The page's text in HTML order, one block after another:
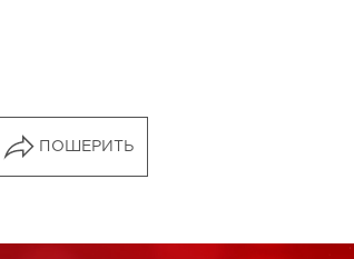
ПОШЕРИТЬ